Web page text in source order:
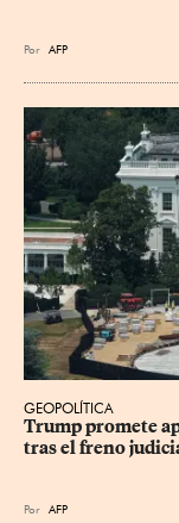
Por AFP
GEOPOLÍTICA
Trump promete
tras el freno
Por AFP